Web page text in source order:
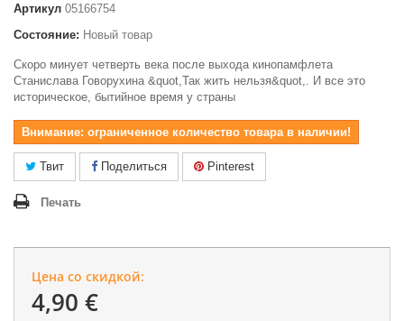
Артикул 05166754
Состояние: Новый товар
Скоро минует четверть века после выхода кинопамфлета
Станислава Говорухина &quot,Так жить нельзя&quot,. И все это
историческое, бытийное время у страны
Внимание: ограниченное количество товара в наличии!
Твит Поделиться Pinterest
Печать
Цена со скидкой:
4,90 €